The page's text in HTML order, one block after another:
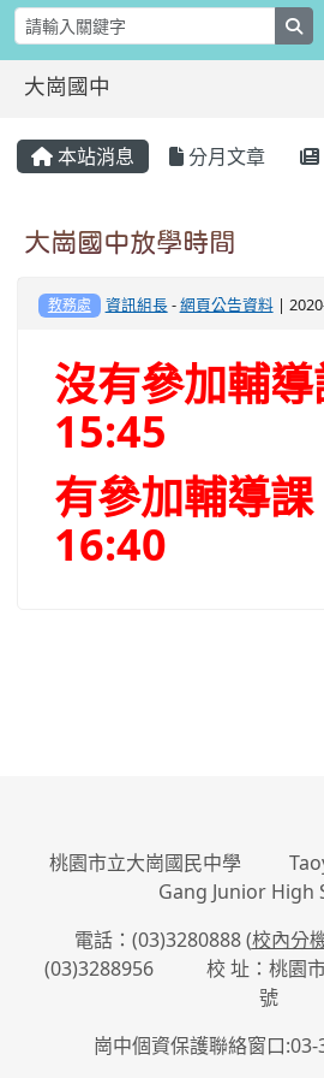
大崗國中
本站消息 分月文章
大崗國中放學時間
教務處 資訊組長-網頁公告資料|
沒有參加輔
15:45
有參加輔導
16:40
桃園市立大崗國民中學
Gang Junior High
電話：(03)3280888 (校內分
(03)3288956 校 址：桃園市
號
崗中個資保護聯絡窗口